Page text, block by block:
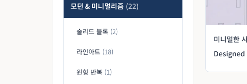
모던 & 미니멀리즘 (22)
솔리드 블록 (2)
라인아트 (18)
원형 반복 (1)
미니멀한